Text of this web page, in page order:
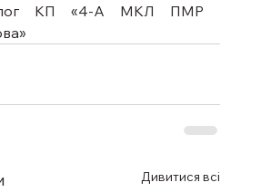
КП «4-А МКЛ ПМР
Дивитися всі